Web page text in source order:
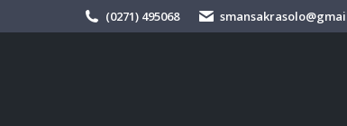
(0271) 495068